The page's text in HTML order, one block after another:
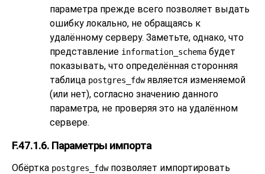
параметра прежде всего позволяет выдать
ошибку локально, не обращаясь к
удалённому серверу. Заметьте, однако, что
представление information_schema будет
показывать, что определённая сторонняя
таблица postgres_fdwявляется изменяемой
(или нет), согласно значению данного
параметра, не проверяя это на удалённом
сервере.
F.47.1.6. Параметры импорта
Обёртка postgres_fdwпозволяет импортировать